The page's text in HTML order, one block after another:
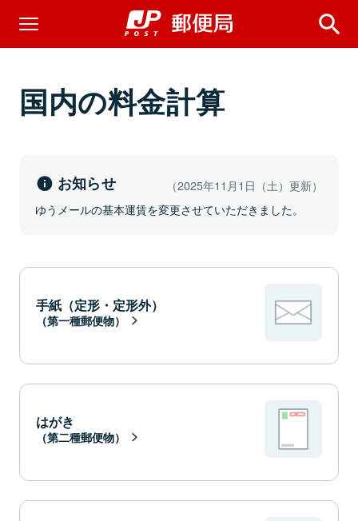
国内の料金計算
お知らせ
（2025年11月1日（土）更新）
ゆうメールの基本運賃を変更させていただきました。
手紙（定形・定形外）
（第一種郵便物）
はがき
（第二種郵便物）